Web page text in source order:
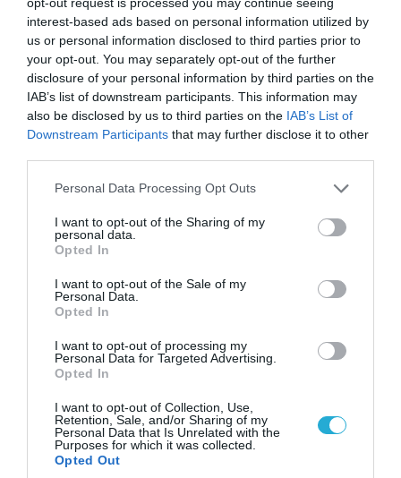
interest-based ads based on personal information utilized by
us or personal information disclosed to third parties prior to
your opt-out. You may separately opt-out of the further
disclosure of your personal information by third parties on the
IAB’s list of downstream participants. This information may
also be disclosed by us to third parties on the IAB’s List of
Downstream Participants that may further disclose it to other
Please note that this website/app uses one or more Google
not limited to your visit or usage behaviour. You may click to
grant or deny consent to Google and its third-party tags to
use your data for below specified purposes in below Google
consent section.
Personal Data Processing Opt Outs
I want to opt-out of the Sharing of my
personal data.
Opted In
I want to opt-out of the Sale of my
Personal Data.
Opted In
I want to opt-out of processing my
Personal Data for Targeted Advertising.
Opted In
I want to opt-out of Collection, Use,
Retention, Sale, and/or Sharing of my
Personal Data that Is Unrelated with the
Purposes for which it was collected.
Opted Out
07.08.2026 | 08:02
Οι ρωσικές δυνάμεις απέχουν μόλις 5 χλμ.
από Σλαβιάνσκ και Κραματόρσκ στο Ντονέτσκ
ΠΟΛΙΤΙΚΗ